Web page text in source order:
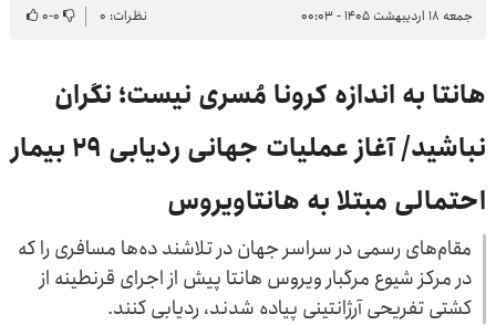
جمعه ۱۸ اردیبهشت ۱۴۰۵ - ۰۰:۰۳
نظرات: ۰ ۰-۰
هانتا به اندازه کرونا مُسری نیست؛ نگران
نباشید/ آغاز عملیات جهانی ردیابی ۲۹ بیمار
احتمالی مبتلا به هانتاویروس
مقام‌های رسمی در سراسر جهان در تلاشند ده‌ها مسافری را که
در مرکز شیوع مرگبار ویروس هانتا پیش از اجرای قرنطینه از
کشتی تفریحی آرژانتینی پیاده شدند، ردیابی کنند.